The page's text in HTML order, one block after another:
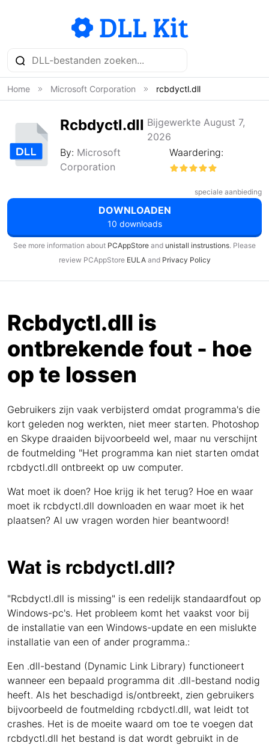
Home Microsoft Corporation rcbdyctl.dll
Rcbdyctl.dll Bijgewerkte August 7,
2026
By: Microsoft
Corporation
Waardering:
speciale aanbieding
DOWNLOADEN
10 downloads
See more information about PCAppStore and unistall instrustions. Please
review PCAppStore EULAand Privacy Policy
Rcbdyctl.dll is
ontbrekende fout - hoe
op te lossen
Gebruikers zijn vaak verbijsterd omdat programma's die
kort geleden nog werkten, niet meer starten. Photoshop
en Skype draaiden bijvoorbeeld wel, maar nu verschijnt
de foutmelding "Het programma kan niet starten omdat
rcbdyctl.dll ontbreekt op uw computer.
Wat moet ik doen? Hoe krijg ik het terug? Hoe en waar
moet ik rcbdyctl.dll downloaden en waar moet ik het
plaatsen? Al uw vragen worden hier beantwoord!
Wat is rcbdyctl.dll?
"Rcbdyctl.dll is missing" is een redelijk standaardfout op
Windows-pc's. Het probleem komt het vaakst voor bij
de installatie van een Windows-update en een mislukte
installatie van een of ander programma.:
Een .dll-bestand (Dynamic Link Library) functioneert
wanneer een bepaald programma dit .dll-bestand nodig
heeft. Als het beschadigd is/ontbreekt, zien gebruikers
bijvoorbeeld de foutmelding rcbdyctl.dll, wat leidt tot
crashes. Het is de moeite waard om toe te voegen dat
rcbdyctl.dll het bestand is dat wordt gebruikt in de